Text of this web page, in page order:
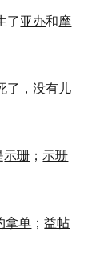
了亚办和摩
了，没有儿
示珊 ；示珊
拿单 ；益帖